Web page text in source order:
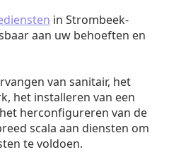
in Strombeek-
aan uw behoeften en
van sanitair, het
het installeren van een
herconfigureren van de
scala aan diensten om
te voldoen.